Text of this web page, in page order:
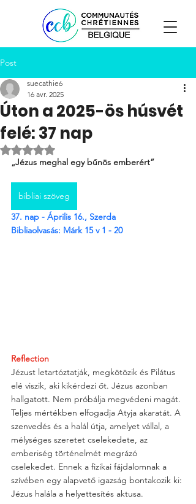
Post
Úton a 2025-ös húsvét
felé: 37 nap
suecathie6
16 avr. 2025
Noté NaN étoiles sur 5.
„Jézus meghal egy bűnös emberért”
bibliai szöveg
37. nap - Április 16., Szerda
Bibliaolvasás: Márk 15 v 1 - 20
Reflection
Jézust letartóztatják, megkötözik és Pilátus
elé viszik, aki kikérdezi őt. Jézus azonban
hallgatott. Nem próbálja megvédeni magát.
Teljes mértékben elfogadja Atyja akaratát. A
szenvedés és a halál útja, amelyet vállal, a
mélységes szeretet cselekedete, az
emberiség történelmét megrázó
cselekedet. Ennek a fizikai fájdalomnak a
szívében egy alapvető igazság bontakozik ki:
Jézus halála a helyettesítés aktusa.